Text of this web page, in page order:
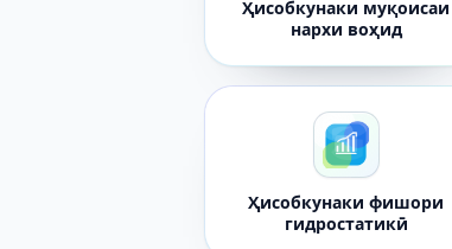
Ҳисобкунаки муқоисаи
нархи воҳид
Ҳисобкунаки фишори
гидростатикӣ